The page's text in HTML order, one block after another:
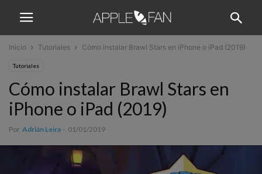
Inicio Tutoriales Cómo instalar Brawl Stars en iPhone o iPad (2019)
Tutoriales
Cómo instalar Brawl Stars en
iPhone o iPad (2019)
Por Adrián Leira - 01/01/2019